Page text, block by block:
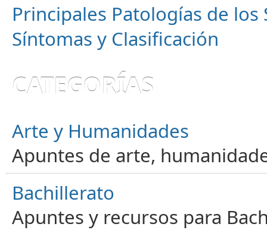
Principales Patologías de
Síntomas y Clasificación
CATEGORÍAS
Arte y Humanidades
Apuntes de arte,
Bachillerato
Apuntes y recursos para